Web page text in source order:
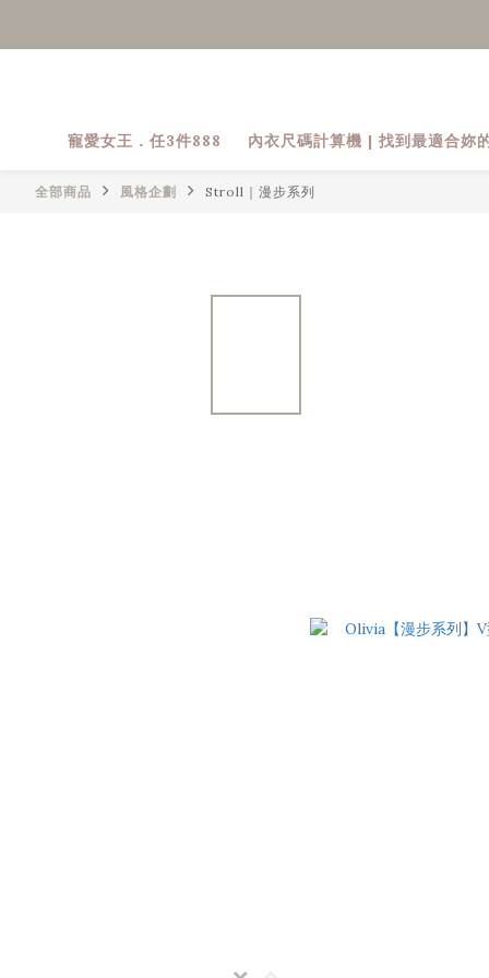
寵愛女王．任3件888 內衣尺碼計算機 | 找到最適合妳
全部商品 風格企劃 Stroll｜漫步系列